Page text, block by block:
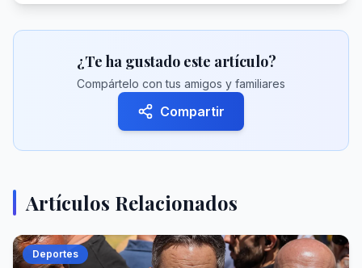
¿Te ha gustado este artículo?
Compártelo con tus amigos y familiares
Compartir
Artículos Relacionados
Deportes